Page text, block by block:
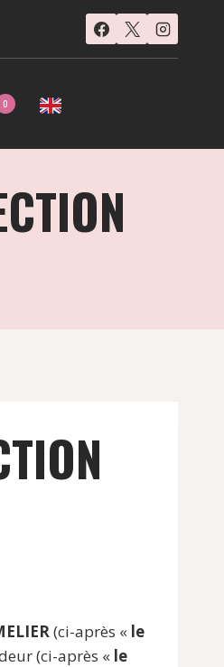
0
(ci-après « le
(ci-après « le